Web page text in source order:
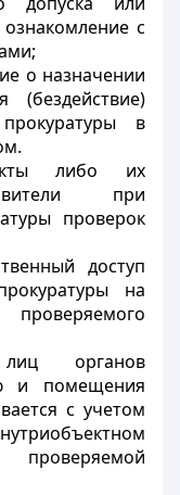
с
о назначении
(бездействие)
в
либо их
при
проверок
доступ
на
органов
и помещения
с учетом